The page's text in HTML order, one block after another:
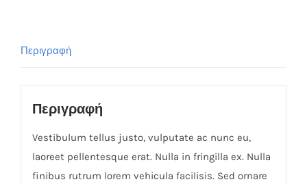
Περιγραφή
Περιγραφή
Vestibulum tellus justo, vulputate ac nunc eu,
laoreet pellentesque erat. Nulla in fringilla ex. Nulla
finibus rutrum lorem vehicula facilisis. Sed ornare